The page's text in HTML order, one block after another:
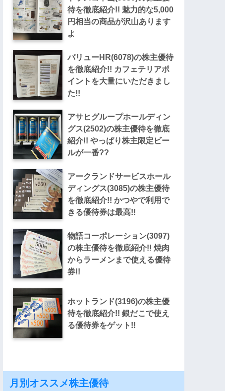
待を徹底紹介!! 魅力的な5,000
円相当の商品が沢山あります
よ
バリューHR(6078)の株主優待
を徹底紹介!! カフェテリアポ
イントを大量にいただきまし
た!!
アサヒグループホールディン
グス(2502)の株主優待を徹底
紹介!! やっぱり株主限定ビー
ルが一番??
アークランドサービスホール
ディングス(3085)の株主優待
を徹底紹介!! かつやで利用で
きる優待券は最高!!
物語コーポレーション(3097)
の株主優待を徹底紹介!! 焼肉
からラーメンまで使える優待
券!!
ホットランド(3196)の株主優
待を徹底紹介!! 銀だこで使え
る優待券をゲット!!
月別オススメ株主優待